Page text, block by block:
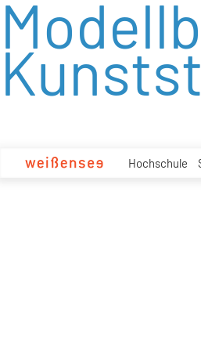
zum
Inhalt
Hochschule